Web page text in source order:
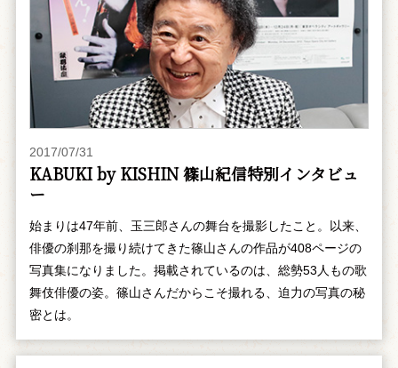
2017/07/31
KABUKI by KISHIN 篠山紀信特別インタビュ
ー
始まりは47年前、玉三郎さんの舞台を撮影したこと。以来、
俳優の刹那を撮り続けてきた篠山さんの作品が408ページの
写真集になりました。掲載されているのは、総勢53人もの歌
舞伎俳優の姿。篠山さんだからこそ撮れる、迫力の写真の秘
密とは。